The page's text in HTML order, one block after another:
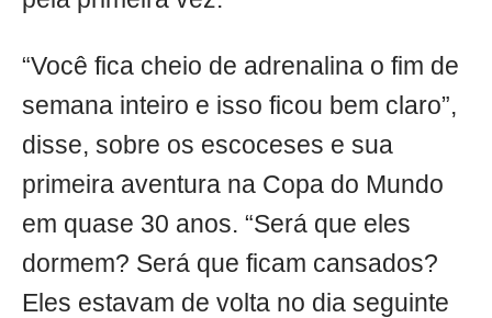
“Você fica cheio de adrenalina o fim de
semana inteiro e isso ficou bem claro”,
disse, sobre os escoceses e sua
primeira aventura na Copa do Mundo
em quase 30 anos. “Será que eles
dormem? Será que ficam cansados?
Eles estavam de volta no dia seguinte